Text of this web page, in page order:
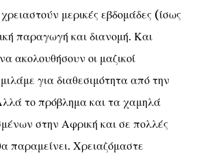
μερικές εβδομάδες (ίσως
παραγωγή και διανομή. Και
ακολουθήσουν οι μαζικοί
για διαθεσιμότητα από την
το πρόβλημα και τα χαμηλά
στην Αφρική και σε πολλές
παραμείνει. Χρειαζόμαστε